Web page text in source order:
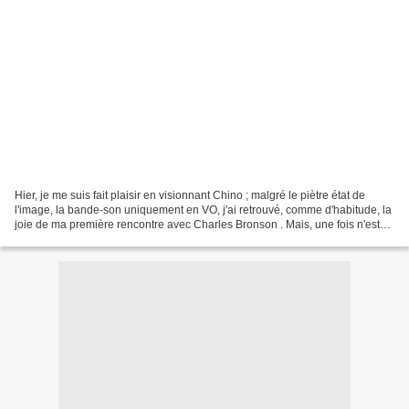
Hier, je me suis fait plaisir en visionnant Chino ; malgré le piètre état de
l'image, la bande-son uniquement en VO, j'ai retrouvé, comme d'habitude, la
joie de ma première rencontre avec Charles Bronson . Mais, une fois n'est